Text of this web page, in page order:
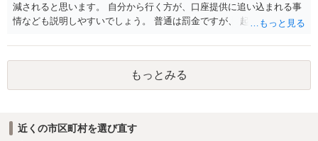
減されると思います。 自分から行く方が、口座提供に追い込まれる事
情なども説明しやすいでしょう。 普通は罰金ですが、 起訴猶予も多い
もっとみる
近くの市区町村を選び直す